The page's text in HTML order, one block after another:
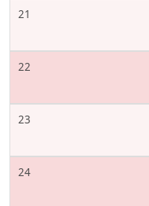
21
22
23
24